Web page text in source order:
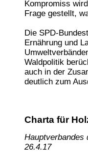
Kompromiss
Frage gestellt,
Die SPD-
Ernährung und
Waldpolitik
auch in der
deutlich zum
Charta für
Hauptverbandes
26.4.17